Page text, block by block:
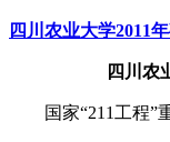
四川农业大学2011
四川农
国家“211工程”